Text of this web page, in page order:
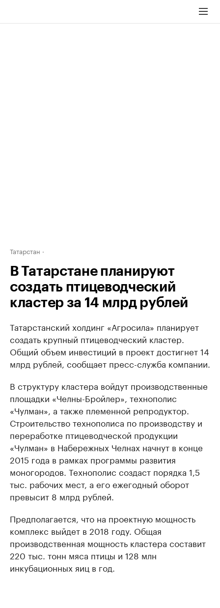
Татарстан
В Татарстане планируют
создать птицеводческий
кластер за 14 млрд рублей
Татарстанский холдинг «Агросила» планирует
создать крупный птицеводческий кластер.
Общий объем инвестиций в проект достигнет 14
млрд рублей, сообщает пресс-служба компании.
В структуру кластера войдут производственные
площадки «Челны-Бройлер», технополис
«Чулман», а также племенной репродуктор.
Строительство технополиса по производству и
переработке птицеводческой продукции
«Чулман» в Набережных Челнах начнут в конце
2015 года в рамках программы развития
моногородов. Технополис создаст порядка 1,5
тыс. рабочих мест, а его ежегодный оборот
превысит 8 млрд рублей.
Предполагается, что на проектную мощность
комплекс выйдет в 2018 году. Общая
производственная мощность кластера составит
220 тыс. тонн мяса птицы и 128 млн
инкубационных яиц в год.